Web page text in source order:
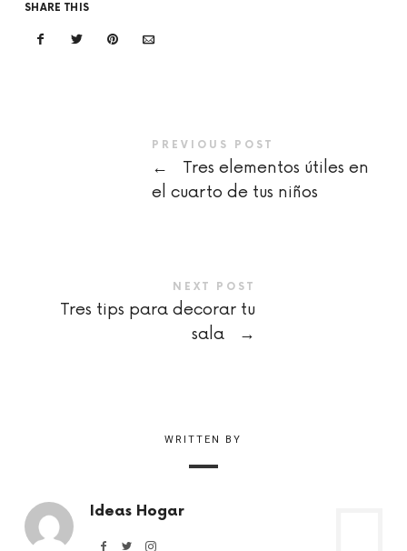
SHARE THIS
PREVIOUS POST
←
Tres elementos útiles en
el cuarto de tus niños
NEXT POST
Tres tips para decorar tu
sala
→
WRITTEN BY
Ideas Hogar